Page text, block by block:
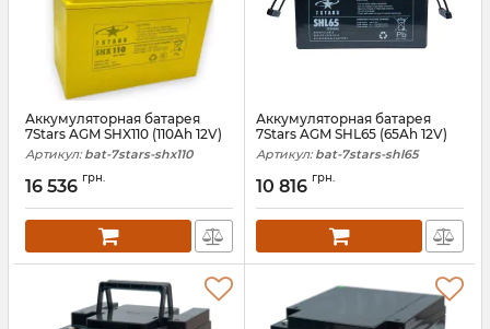
Аккумуляторная батарея
7Stars AGM SHX110 (110Ah 12V)
Артикул: bat-7stars-shx110
16 536 грн.
Аккумуляторная батарея
7Stars AGM SHL65 (65Ah 12V)
Артикул: bat-7stars-shl65
10 816 грн.